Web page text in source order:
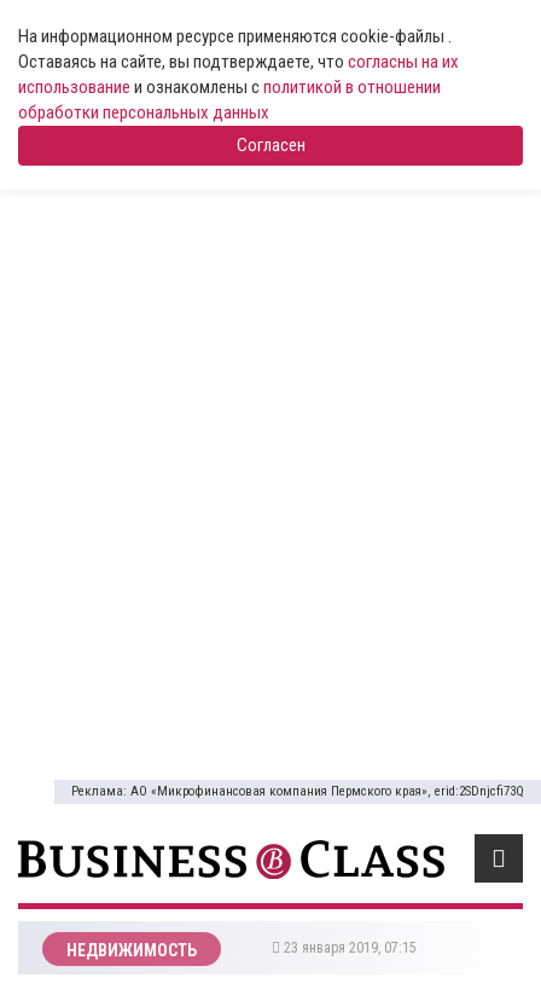
На информационном ресурсе применяются cookie-файлы .
Оставаясь на сайте, вы подтверждаете, что согласны на их
использование и ознакомлены сполитикой в отношении
обработки персональных данных
Согласен
Реклама: АО «Микрофинансовая компания Пермского края», erid:2SDnjcfi73Q
НЕДВИЖИМОСТЬ 23 января 2019, 07:15